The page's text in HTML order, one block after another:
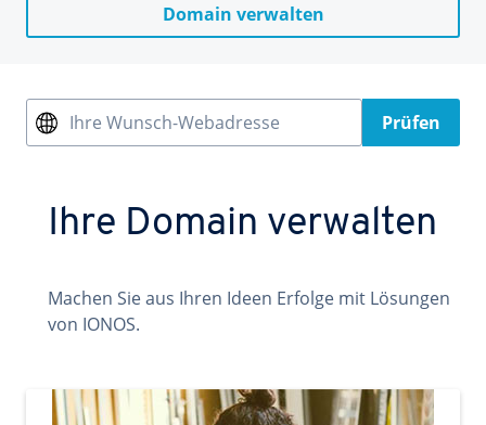
Domain verwalten
Ihre Wunsch-Webadresse Prüfen
Ihre Domain verwalten
Machen Sie aus Ihren Ideen Erfolge mit Lösungen
von IONOS.